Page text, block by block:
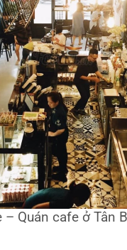
– Quán cafe ở Tân